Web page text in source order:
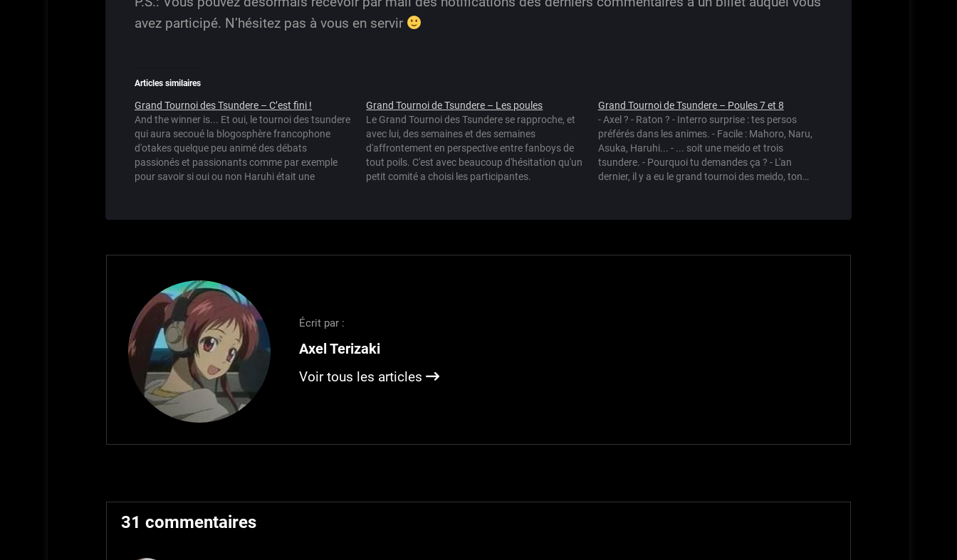
avez participé. N’hésitez pas à vous en servir
Articles similaires
Grand Tournoi des Tsundere – C’est fini !
And the winner is... Et oui, le tournoi des tsundere
qui aura secoué la blogosphère francophone
d'otakes quelque peu animé des débats
passionés et passionants comme par exemple
pour savoir si oui ou non Haruhi était une
Grand Tournoi de Tsundere – Les poules
Le Grand Tournoi des Tsundere se rapproche, et
avec lui, des semaines et des semaines
d'affrontement en perspective entre fanboys de
tout poils. C'est avec beaucoup d'hésitation qu'un
petit comité a choisi les participantes.
Grand Tournoi de Tsundere – Poules 7 et 8
- Axel ? - Raton ? - Interro surprise : tes persos
préférés dans les animes. - Facile : Mahoro, Naru,
Asuka, Haruhi... - ... soit une meido et trois
tsundere. - Pourquoi tu demandes ça ? - L'an
dernier, il y a eu le grand tournoi des meido, ton…
Écrit par :
Axel Terizaki
Voir tous les articles
31 commentaires